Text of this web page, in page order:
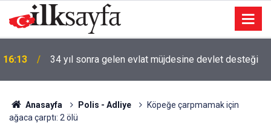
16:13 34 yıl sonra gelen evlat müjdesine devlet desteği
Anasayfa Polis - Adliye
Köpeğe çarpmamak için
ağaca çarptı: 2 ölü